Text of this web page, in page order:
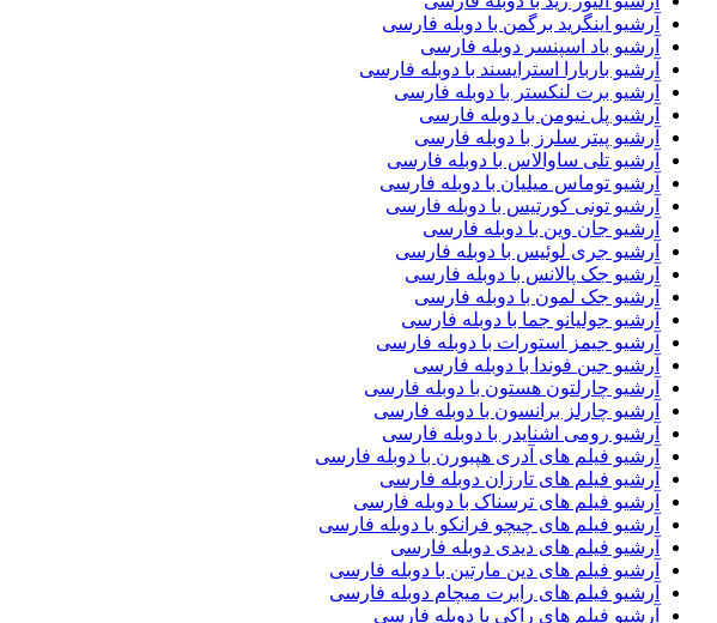
آرشیو اینگرید برگمن با دوبله فارسی
آرشیو باد اسپنسر دوبله فارسی
آرشیو باربارا استرایسند با دوبله فارسی
آرشیو برت لنکستر با دوبله فارسی
آرشیو پل نیومن با دوبله فارسی
آرشیو پیتر سلرز با دوبله فارسی
آرشیو تلی ساوالاس با دوبله فارسی
آرشیو توماس میلیان با دوبله فارسی
آرشیو تونی کورتیس با دوبله فارسی
آرشیو جان وین با دوبله فارسی
آرشیو جری لوئیس با دوبله فارسی
آرشیو جک پالانس با دوبله فارسی
آرشیو جک لمون با دوبله فارسی
آرشیو جولیانو جما با دوبله فارسی
آرشیو جیمز استورات با دوبله فارسی
آرشیو جین فوندا با دوبله فارسی
آرشیو چارلتون هستون با دوبله فارسی
آرشیو چارلز برانسون با دوبله فارسی
آرشیو رومی اشنایدر با دوبله فارسی
آرشیو فیلم های آدری هپبورن با دوبله فارسی
آرشیو فیلم های تارزان دوبله فارسی
آرشیو فیلم های ترسناک با دوبله فارسی
آرشیو فیلم های چیچو فرانکو با دوبله فارسی
آرشیو فیلم های دیدی دوبله فارسی
آرشیو فیلم های دین مارتین با دوبله فارسی
آرشیو فیلم های رابرت میچام دوبله فارسی
آرشیو فیلم های راکی با دوبله فارسی